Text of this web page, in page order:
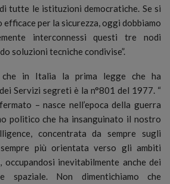
tutte le istituzioni democratiche. Se si
per la sicurezza, oggi dobbiamo
interconnessi questi tre nodi
soluzioni tecniche condivise”.
in Italia la prima legge che ha
Servizi segreti è la n°801 del 1977. “
– nasce nell’epoca della guerra
politico che ha insanguinato il nostro
concentrata da sempre sugli
più orientata verso gli ambiti
occupandosi inevitabilmente anche dei
spaziale. Non dimentichiamo che